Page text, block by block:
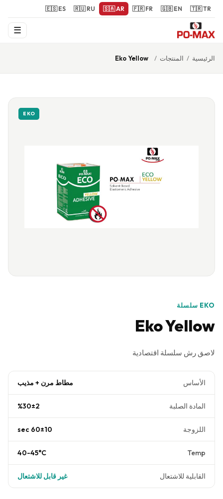
🇹🇷 TR
🇬🇧 EN
🇫🇷 FR
🇸🇦 AR
🇷🇺 RU
🇪🇸 ES
☰
الرئيسية / المنتجات /
Eko Yellow
EKO
EKO سلسلة
Eko Yellow
لاصق رش سلسلة اقتصادية
الأساس مطاط مرن + مذيب
المادة الصلبة %30±2
اللزوجة 60±10 sec
Temp
40-45°C
القابلية للاشتعال غير قابل للاشتعال